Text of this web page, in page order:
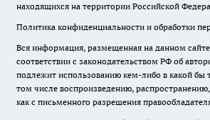
находящихся на территории Российской
Политика конфиденциальности и обработки
Вся информация, размещенная на данном
соответствии с законодательством РФ об
подлежит использованию кем-либо в какой бы
том числе воспроизведению,
как с письменного разрешения